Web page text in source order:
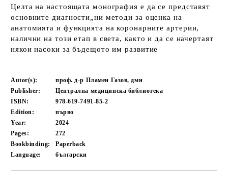
Целта на настоящата монография е да се представят
основните диагности„ни методи за оценка на
анатомията и функцията на коронарните артерии,
налични на този етап в света, както и да се начертаят
някои насоки за бъдещото им развитие
Autor(s):
проф. д-р Пламен Газов, дмн
Publisher:
Централна медицинска библиотека
ISBN:
978-619-7491-85-2
Edition:
първо
Year:
2024
Pages:
272
Bookbinding:
Paperback
Language:
български